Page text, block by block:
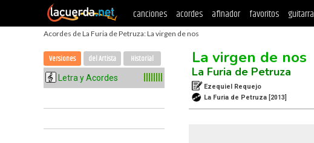
canciones acordes afinador favoritos guitarra
Acordes de La Furia de Petruza: La virgen de nos
Versiones del Artista Historial
Letra y Acordes
La virgen de nos
La Furia de Petruza
Ezequiel Requejo
La Furia de Petruza [2013]